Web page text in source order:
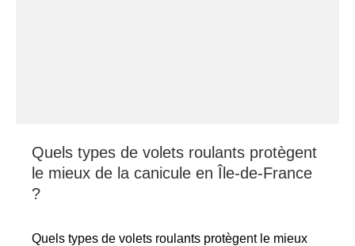
Quels types de volets roulants protègent
le mieux de la canicule en Île-de-France
?
Quels types de volets roulants protègent le mieux